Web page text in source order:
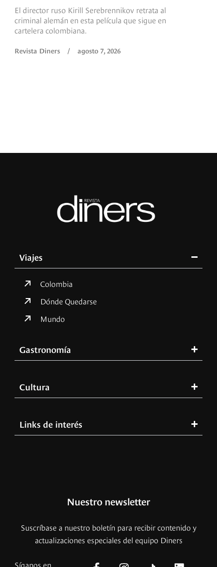
El director ruso Kirill Serebrennikov retrata al
criminal alemán en esta película que sigue en
cartelera colombiana.
Revista Diners / agosto 7, 2026
Viajes
Colombia
Dónde Quedarse
Mundo
Gastronomía
Cultura
Links de interés
Nuestro newsletter
Suscríbase a nuestro boletín para recibir contenido y
actualizaciones especiales del equipo Diners
Síganos en